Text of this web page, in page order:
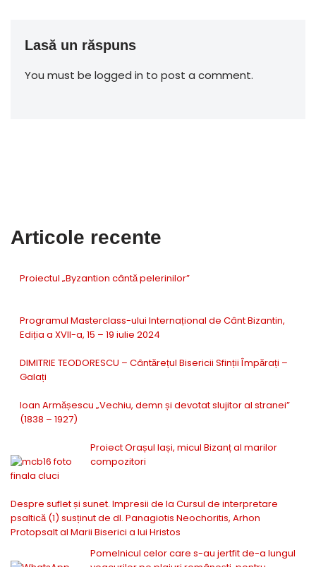
Lasă un răspuns
You must be logged in to post a comment.
Articole recente
Proiectul „Byzantion cântă pelerinilor”
Programul Masterclass-ului Internațional de Cânt Bizantin,
Ediția a XVII-a, 15 – 19 iulie 2024
DIMITRIE TEODORESCU – Cântărețul Bisericii Sfinții Împărați –
Galați
Ioan Armășescu „Vechiu, demn și devotat slujitor al stranei”
(1838 – 1927)
Proiect Orașul Iași, micul Bizanț al marilor
compozitori
Despre suflet și sunet. Impresii de la Cursul de interpretare
psaltică (1) susținut de dl. Panagiotis Neochoritis, Arhon
Protopsalt al Marii Biserici a lui Hristos
Pomelnicul celor care s-au jertfit de-a lungul